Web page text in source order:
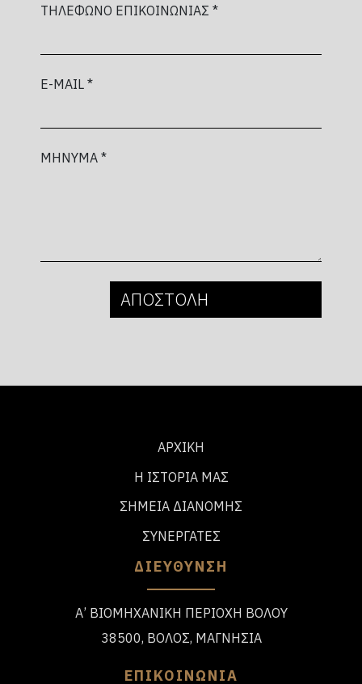
ΤΗΛΕΦΩΝΟ ΕΠΙΚΟΙΝΩΝΙΑΣ *
E-MAIL *
ΜΗΝΥΜΑ *
ΑΡΧΙΚΗ
Η ΙΣΤΟΡΙΑ ΜΑΣ
ΣΗΜΕΙΑ ΔΙΑΝΟΜΗΣ
ΣΥΝΕΡΓΑΤΕΣ
ΔΙΕΥΘΥΝΣΗ
Α’ ΒΙΟΜΗΧΑΝΙΚΗ ΠΕΡΙΟΧΗ ΒΟΛΟΥ
38500, ΒΟΛΟΣ, ΜΑΓΝΗΣΙΑ
ΕΠΙΚΟΙΝΩΝΙΑ